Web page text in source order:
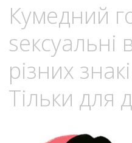
Кумедний
seксyaльнi
різних
Тільки для